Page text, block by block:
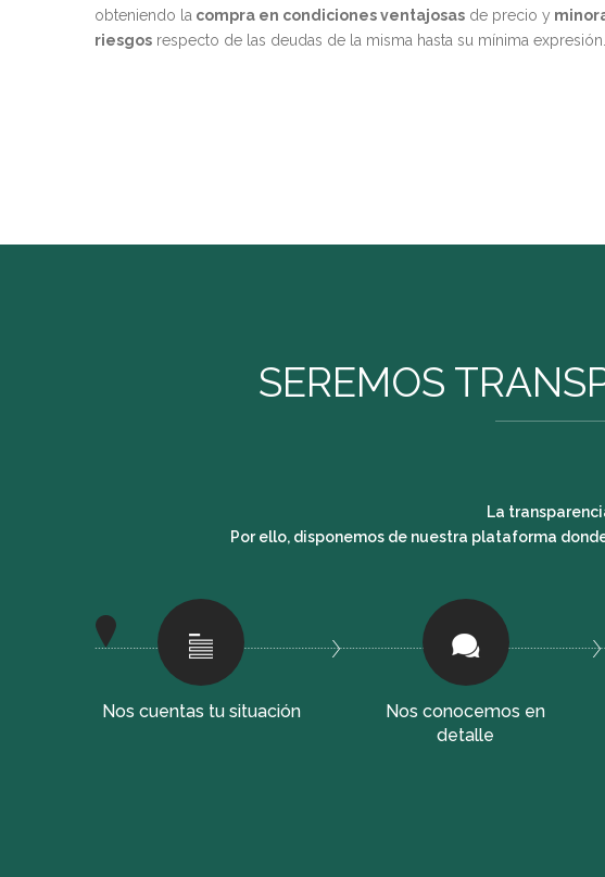
obteniendo la compra en condiciones ventajosas de precio y
riesgos respecto de las deudas de la misma hasta su mínima expresión.
SEREMOS
La
Por ello, disponemos de nuestra plataforma
Nos cuentas tu situación
Nos conocemos en
detalle